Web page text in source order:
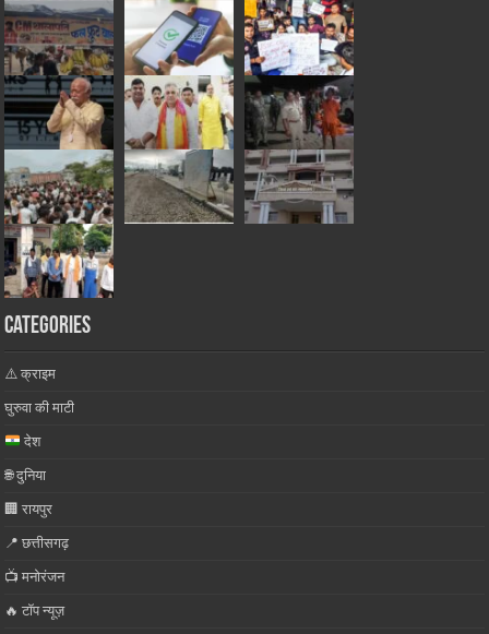
Categories
⚠️ क्राइम
घुरुवा की माटी
देश
🌐 दुनिया
🏢 रायपुर
📍 छत्तीसगढ़
📺 मनोरंजन
🔥 टॉप न्यूज़